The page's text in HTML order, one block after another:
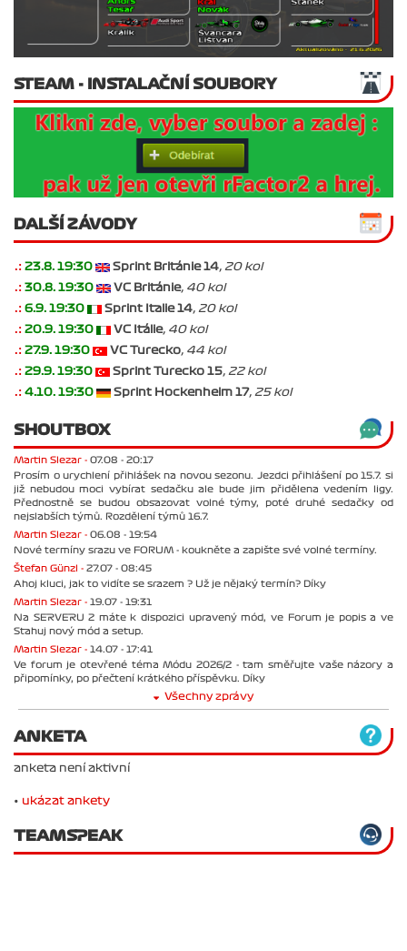
STEAM - INSTALAČNÍ SOUBORY
DALŠÍ ZÁVODY
23.8. 19:30 Sprint Británie 14 , 20 kol
30.8. 19:30 VC Británie, 40 kol
6.9. 19:30 Sprint Italie 14, 20 kol
20.9. 19:30 VC Itálie , 40 kol
27.9. 19:30 VC Turecko , 44 kol
29.9. 19:30 Sprint Turecko 15 , 22 kol
SHOUTBOX
Martin Slezar -07.08 - 20:17
Prosím o urychlení přihlášek na novou sezonu. Jezdci přihlášení po 15.7. si
již nebudou moci vybírat sedačku ale bude jim přidělena vedením ligy.
Přednostně se budou obsazovat volné týmy, poté druhé sedačky od
nejslabších týmů. Rozdělení týmů 16.7.
Martin Slezar -06.08 - 19:54
Nové termíny srazu ve FORUM - koukněte a zapište své volné termíny.
Štefan Günzl - 27.07 - 08:45
Ahoj kluci, jak to vidíte se srazem ? Už je nějaký termín? Díky
Martin Slezar -19.07 - 19:31
Na SERVERU 2 máte k dispozici upravený mód, ve Forum je popis a ve
Stahuj nový mód a setup.
Martin Slezar -14.07 - 17:41
Ve forum je otevřené téma Módu 2026/2 - tam směřujte vaše názory a
připomínky, po přečtení krátkého příspěvku. Díky
Všechny zprávy
ANKETA
TEAMSPEAK